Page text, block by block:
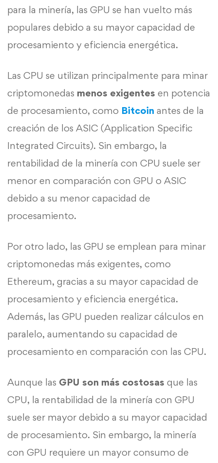
para la minería, las GPU se han vuelto más
populares debido a su mayor capacidad de
procesamiento y eficiencia energética.
Las CPU se utilizan principalmente para minar
criptomonedas menos exigentes en potencia
de procesamiento, como Bitcoin antes de la
creación de los ASIC (Application Specific
Integrated Circuits). Sin embargo, la
rentabilidad de la minería con CPU suele ser
menor en comparación con GPU o ASIC
debido a su menor capacidad de
procesamiento.
Por otro lado, las GPU se emplean para minar
criptomonedas más exigentes, como
Ethereum, gracias a su mayor capacidad de
procesamiento y eficiencia energética.
Además, las GPU pueden realizar cálculos en
paralelo, aumentando su capacidad de
procesamiento en comparación con las CPU.
Aunque las GPU son más costosas que las
CPU, la rentabilidad de la minería con GPU
suele ser mayor debido a su mayor capacidad
de procesamiento. Sin embargo, la minería
con GPU requiere un mayor consumo de